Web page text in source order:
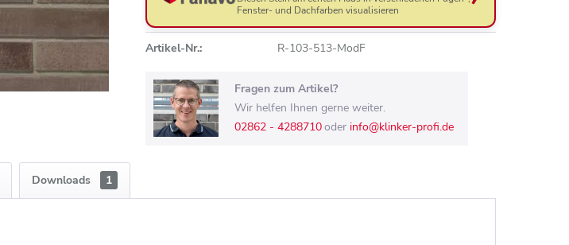
Fenster- und Dachfarben visualisieren
Artikel-Nr.: R-103-513-ModF
Fragen zum Artikel?
Wir helfen Ihnen gerne weiter.
02862 - 4288710oder info@klinker-profi.de
Downloads 1